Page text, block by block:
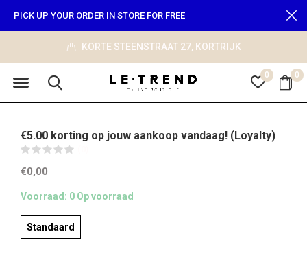
0 0
KORTE STEENSTRAAT 27, KORTRIJK
PICK UP YOUR ORDER IN STORE FOR FREE
€5.00 korting op jouw aankoop vandaag! (Loyalty)
€0,00
Voorraad: 0 Op voorraad
Standaard